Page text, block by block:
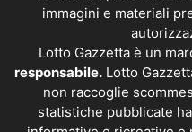
immagini e materiali
Lotto Gazzetta è un
responsabile.Lotto
non raccoglie
statistiche pubblicate